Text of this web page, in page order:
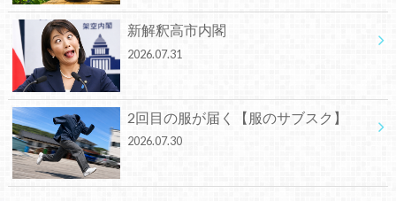
新解釈高市内閣
2026.07.31
2回目の服が届く【服のサブスク】
2026.07.30